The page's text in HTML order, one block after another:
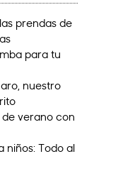
prendas de
para tu
nuestro
verano con
niños: Todo al